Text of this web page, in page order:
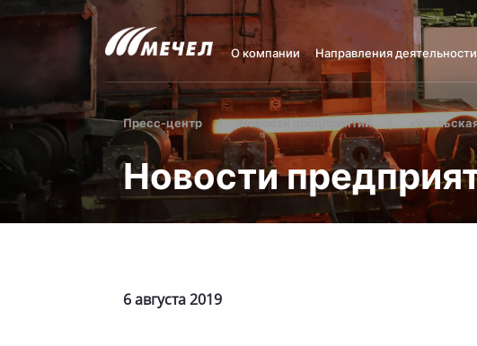
О компании Направления деятельности
Пресс-центр Новости предприятий
Новости
6 августа 2019